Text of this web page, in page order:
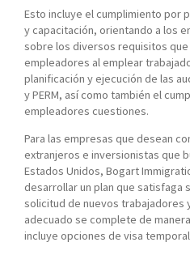
Esto incluye el cumplimiento por
y capacitación, orientando a los
sobre los diversos requisitos
empleadores al emplear
planificación y ejecución de las
y PERM, así como también el
empleadores cuestiones.
Para las empresas que desean
extranjeros e inversionistas que
Estados Unidos, Bogart
desarrollar un plan que satisfaga
solicitud de nuevos trabajadores
adecuado se complete de
incluye opciones de visa